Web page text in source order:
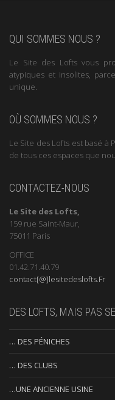
QUI SOMMES NOUS ?
Le Site des Lofts vous
atypiques et insolites,
unique.
OÙ SOMMES NOUS ?
Le Site des Lofts est basé à
de tous ces espaces que
CONTACTEZ-NOUS
Le Site des Lofts,
159 rue Saint-Maur,
75011 Paris
OFFICE
01.42.71.40.79
contact[@]lesitedeslofts.Fr
DES LOFTS, MAIS PAS
… DES PÉNICHES
… DES CLUBS
…UNE ANCIENNE USINE